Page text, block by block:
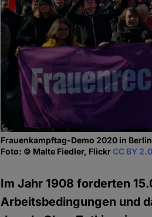
Frauenkampftag-Demo 2020 in Berlin
Foto: © Malte Fiedler, FlickrCC BY 2.0
Im Jahr 1908 forderten
Arbeitsbedingungen und